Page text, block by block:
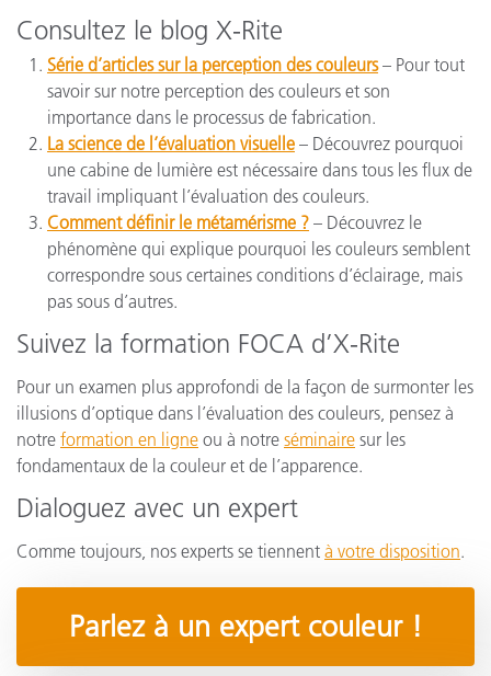
Consultez le blog X-Rite
Série d’articles sur la perception des couleurs– Pour tout
savoir sur notre perception des couleurs et son
importance dans le processus de fabrication.
La science de l’évaluation visuelle – Découvrez pourquoi
une cabine de lumière est nécessaire dans tous les flux de
travail impliquant l’évaluation des couleurs.
Comment définir le métamérisme ? – Découvrez le
phénomène qui explique pourquoi les couleurs semblent
correspondre sous certaines conditions d’éclairage, mais
pas sous d’autres.
Suivez la formation FOCA d’X-Rite
Pour un examen plus approfondi de la façon de surmonter les
illusions d’optique dans l’évaluation des couleurs, pensez à
notre formation en ligne ou à notre séminaire sur les
fondamentaux de la couleur et de l’apparence.
Dialoguez avec un expert
Comme toujours, nos experts se tiennent à votre disposition.
Parlez à un expert couleur !